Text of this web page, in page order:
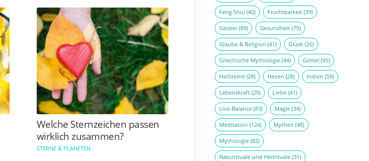
Welche Sternzeichen passen
wirklich zusammen?
STERNE & PLANETEN
Feng Shui (40) Fruchtbarkeit (39)
Geister(89) Gesundheit (79)
Glaube & Religion (41) Glück (26)
Griechische Mythologie (44) Götter(95)
Heilsteine (28) Hexen (28) Indien (59)
Lebenskraft (29) Liebe (41)
Live-Balance (83) Magie (34)
Meditation (124) Mythen (48)
Mythologie (82)
Naturrituale und Heilrituale (31)